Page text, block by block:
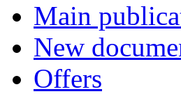
Main
New
Offers